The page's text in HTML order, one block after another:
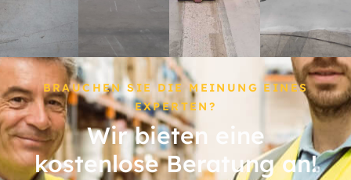
BRAUCHEN SIE DIE MEINUNG EINES
EXPERTEN?
Wir bieten eine
kostenlose Beratung an!